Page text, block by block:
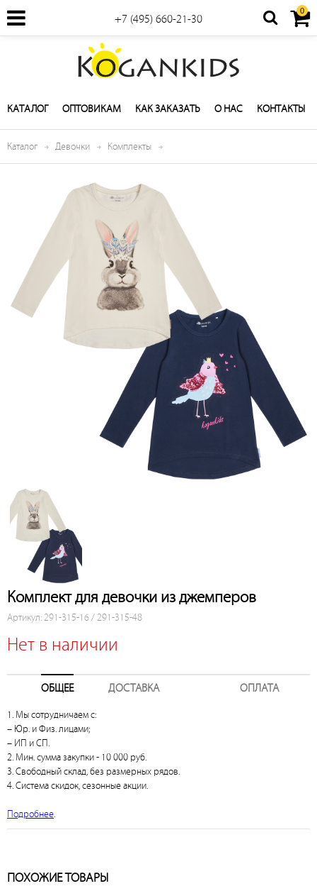
+7 (495) 660-21-30
0
КАТАЛОГ ОПТОВИКАМ КАК ЗАКАЗАТЬ О НАС КОНТАКТЫ
Каталог Девочки Комплекты
Комплект для девочки из джемперов
Артикул: 291-315-16 / 291-315-48
Нет в наличии
ОБЩЕЕ ДОСТАВКА ОПЛАТА
1. Мы сотрудничаем с:
– Юр. и Физ. лицами;
– ИП и СП.
2. Мин. сумма закупки - 10 000 руб.
3. Свободный склад, без размерных рядов.
4. Система скидок, сезонные акции.
Подробнее.
ПОХОЖИЕ ТОВАРЫ